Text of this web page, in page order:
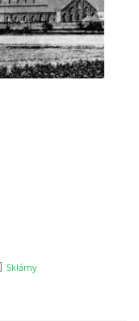
7. 2026|Nahoru ↑
Sklárny